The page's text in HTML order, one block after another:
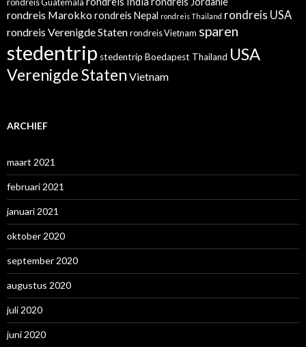
rondreis Guatemala
rondreis Marokkorondreis Nepal rondreis Thailand rondreis USA
rondreis Verenigde Statenrondreis Vietnam sparen
stedentrip stedentrip Boedapest Thailand USA
Verenigde Staten Vietnam
ARCHIEF
maart 2021
februari 2021
januari 2021
oktober 2020
september 2020
augustus 2020
juli 2020
juni 2020